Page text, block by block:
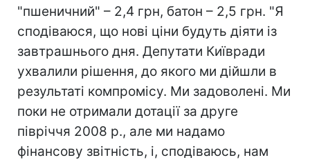
"пшеничний" – 2,4 грн, батон – 2,5 грн. "Я
сподіваюся, що нові ціни будуть діяти із
завтрашнього дня. Депутати Київради
ухвалили рішення, до якого ми дійшли в
результаті компромісу. Ми задоволені. Ми
поки не отримали дотації за друге
півріччя 2008 р., але ми надамо
фінансову звітність, і, сподіваюсь, нам